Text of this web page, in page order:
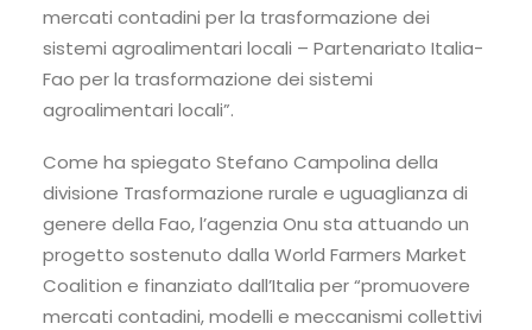
mercati contadini per la trasformazione dei
sistemi agroalimentari locali – Partenariato Italia-
Fao per la trasformazione dei sistemi
agroalimentari locali”.
Come ha spiegato Stefano Campolina della
divisione Trasformazione rurale e uguaglianza di
genere della Fao, l’agenzia Onu sta attuando un
progetto sostenuto dalla World Farmers Market
Coalition e finanziato dall’Italia per “promuovere
mercati contadini, modelli e meccanismi collettivi